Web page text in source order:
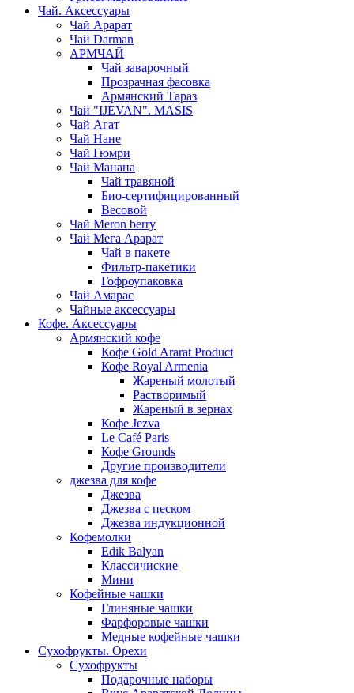
Чай. Аксессуары
Чай Арарат
Чай Darman
АРМЧАЙ
Чай заварочный
Прозрачная фасовка
Армянский Тараз
Чай "IJEVAN". MASIS
Чай Агат
Чай Нане
Чай Гюмри
Чай Манана
Чай травяной
Био-сертифицированный
Весовой
Чай Meron berry
Чай Мега Арарат
Чай в пакете
Фильтр-пакетики
Гофроупаковка
Чай Амарас
Чайные аксессуары
Кофе. Аксессуары
Армянский кофе
Кофе Gold Ararat Product
Кофе Royal Armenia
Жареный молотый
Растворимый
Жареный в зернах
Кофе Jezva
Le Café Paris
Кофе Grounds
Другие производители
джезва для кофе
Джезва
Джезва с песком
Джезва индукционной
Кофемолки
Edik Balyan
Классичиские
Мини
Кофейные чашки
Глиняные чашки
Фарфоровые чашки
Медные кофейные чашки
Сухофрукты. Орехи
Сухофрукты
Подарочные наборы